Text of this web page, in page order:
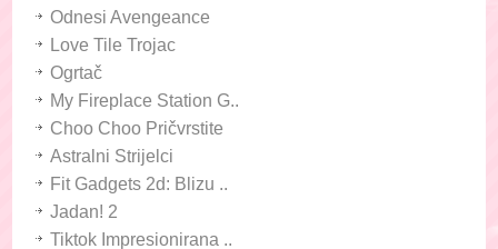
Odnesi Avengeance
Love Tile Trojac
Ogrtač
My Fireplace Station G..
Choo Choo Pričvrstite
Astralni Strijelci
Fit Gadgets 2d: Blizu ..
Jadan! 2
Tiktok Impresionirana ..